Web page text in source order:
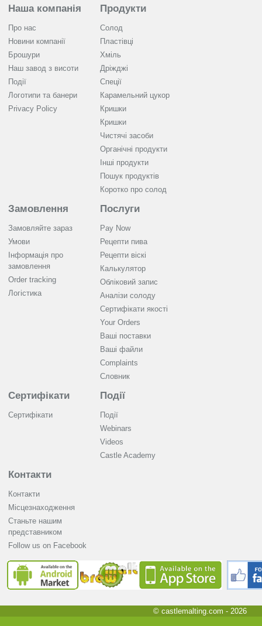
Наша компанія
Про нас
Новини компанії
Брошури
Наш завод з висоти
Події
Логотипи та банери
Privacy Policy
Продукти
Солод
Пластівці
Хміль
Дріжджі
Спеції
Карамельний цукор
Кришки
Кришки
Чистячі засоби
Органічні продукти
Інші продукти
Пошук продуктів
Коротко про солод
Замовлення
Замовляйте зараз
Умови
Інформація про
замовлення
Order tracking
Логістика
Послуги
Pay Now
Рецепти пива
Рецепти віскі
Калькулятор
Обліковий запис
Аналізи солоду
Cертифікати якості
Your Orders
Ваші поставки
Ваші файли
Complaints
Словник
Сертифікати
Сертифікати
Події
Події
Webinars
Videos
Castle Academy
Контакти
Контакти
Місцезнаходження
Станьте нашим
представником
Follow us on Facebook
© castlemalting.com - 2026